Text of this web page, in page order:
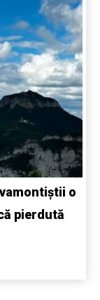
o
pierdută